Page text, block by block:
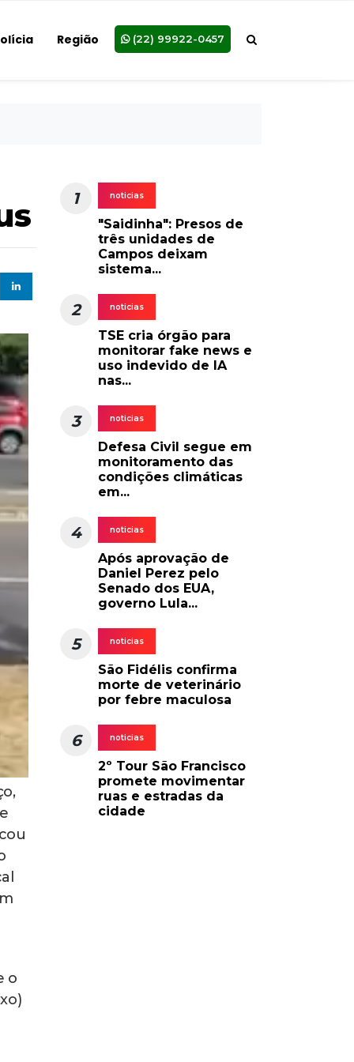
Região (22) 99922-0457
o
1 noticias
"Saidinha": Presos de
três unidades de
Campos deixam
sistema...
2 noticias
TSE cria órgão para
monitorar fake news e
uso indevido de IA
nas...
3 noticias
Defesa Civil segue em
monitoramento das
condições climáticas
em...
4 noticias
Após aprovação de
Daniel Perez pelo
Senado dos EUA,
governo Lula...
5 noticias
São Fidélis confirma
morte de veterinário
por febre maculosa
6 noticias
2º Tour São Francisco
promete movimentar
ruas e estradas da
cidade